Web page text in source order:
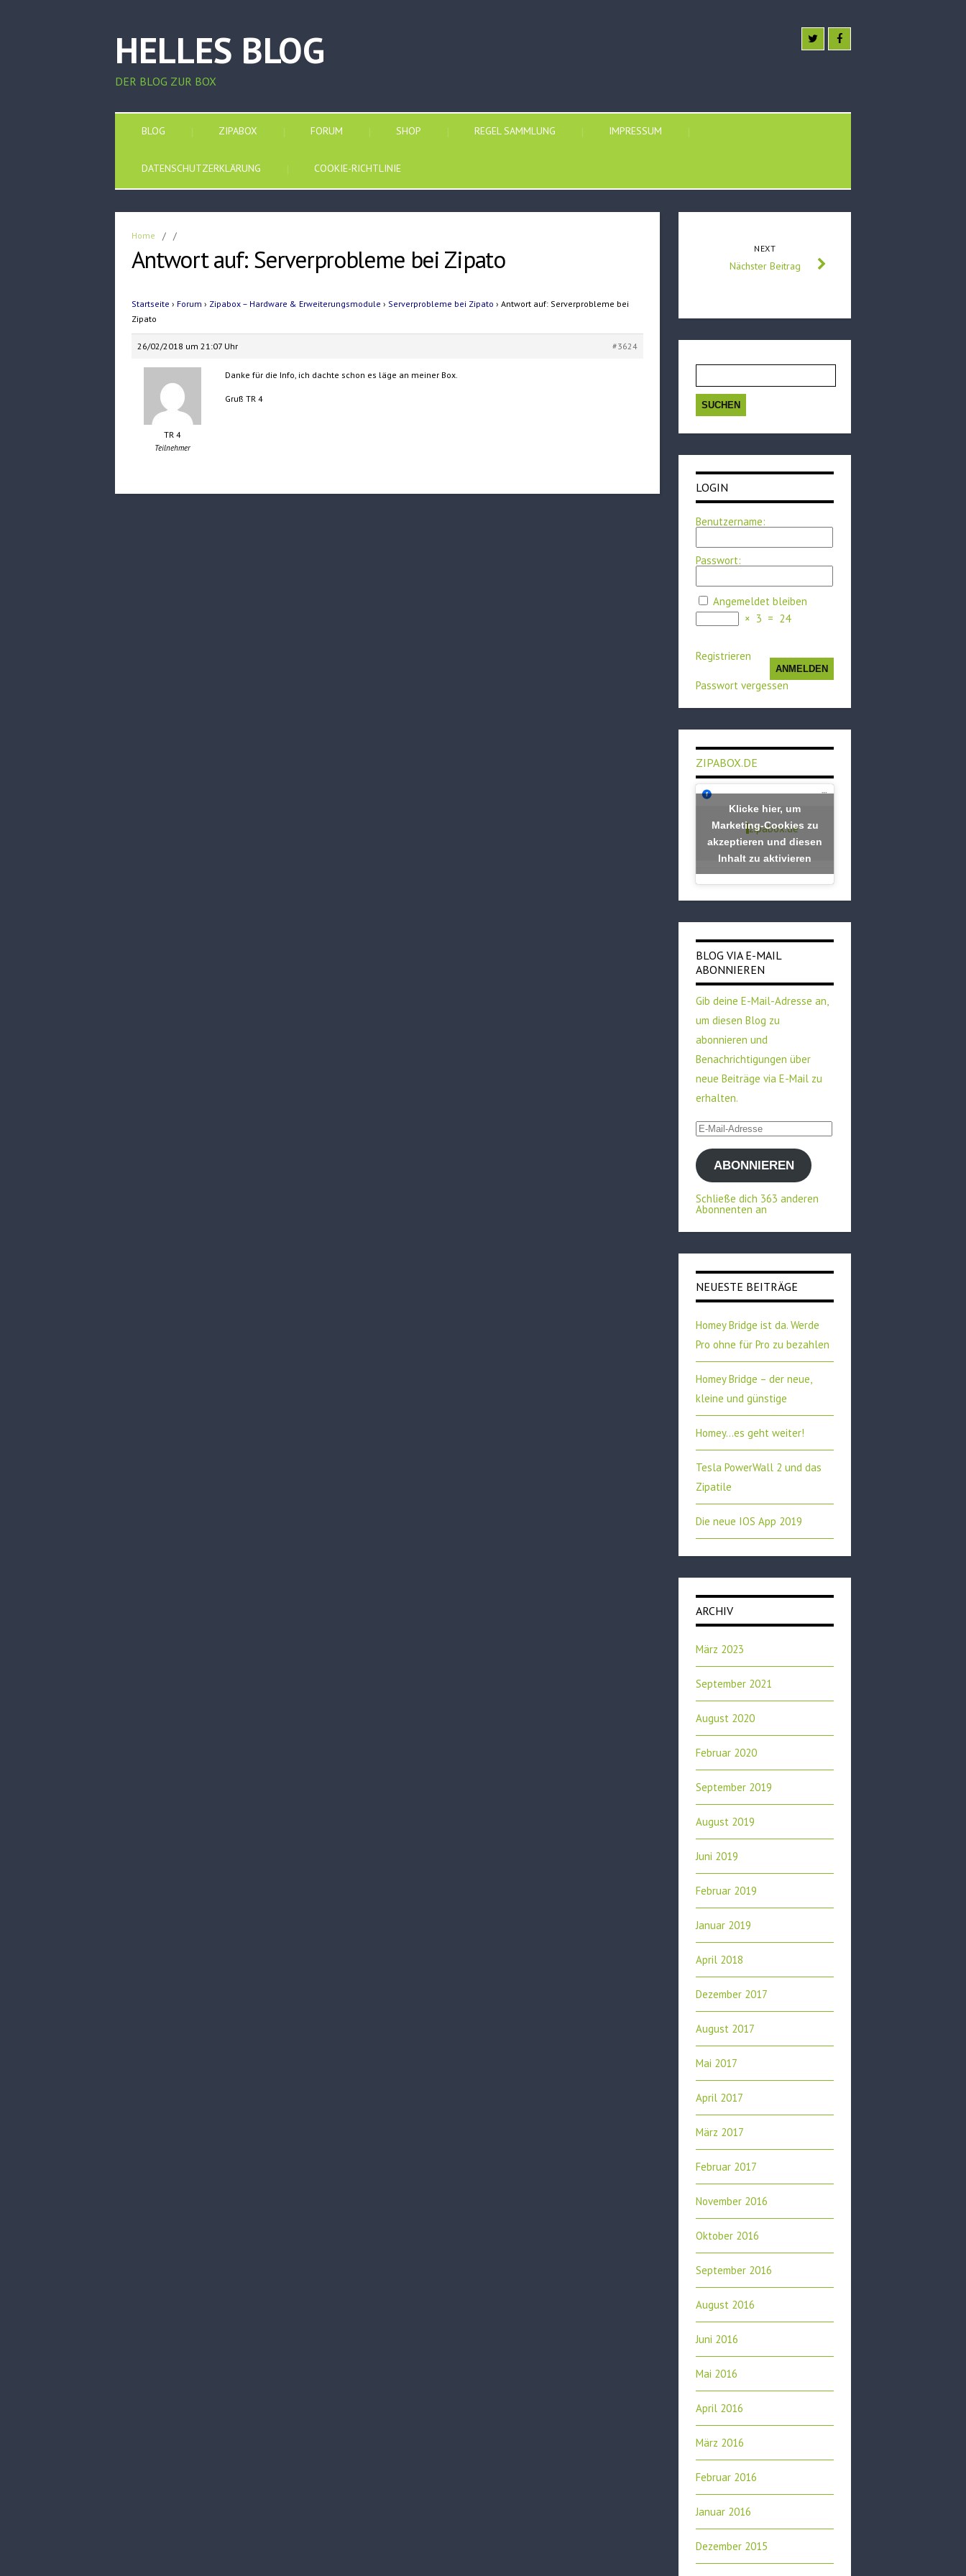
HELLES BLOG
DER BLOG ZUR BOX
BLOG ZIPABOX FORUM SHOP REGEL SAMMLUNG IMPRESSUM
DATENSCHUTZERKLÄRUNG COOKIE-RICHTLINIE
Home / /
Antwort auf: Serverprobleme bei Zipato
Startseite › Forum › Zipabox – Hardware & Erweiterungsmodule › Serverprobleme bei Zipato › Antwort auf: Serverprobleme bei
Zipato
26/02/2018 um 21:07 Uhr #3624
TR 4
Teilnehmer
Danke für die Info, ich dachte schon es läge an meiner Box.
Gruß TR 4
NEXT
Nächster Beitrag
nach:
LOGIN
Benutzername:
Passwort:
Angemeldet bleiben
× 3 = 24
ANMELDEN
Registrieren
Passwort vergessen
ZIPABOX.DE
zipabox.de
Klicke hier, um
Marketing-Cookies zu
akzeptieren und diesen
Inhalt zu aktivieren
BLOG VIA E-MAIL
ABONNIEREN
Gib deine E-Mail-Adresse an,
um diesen Blog zu
abonnieren und
Benachrichtigungen über
neue Beiträge via E-Mail zu
erhalten.
E-
Mail-
AdresseABONNIEREN
Schließe dich 363 anderen
Abonnenten an
NEUESTE BEITRÄGE
Homey Bridge ist da. Werde
Pro ohne für Pro zu bezahlen
Homey Bridge – der neue,
kleine und günstige
Homey…es geht weiter!
Tesla PowerWall 2 und das
Zipatile
Die neue IOS App 2019
ARCHIV
März 2023
September 2021
August 2020
Februar 2020
September 2019
August 2019
Juni 2019
Februar 2019
Januar 2019
April 2018
Dezember 2017
August 2017
Mai 2017
April 2017
März 2017
Februar 2017
November 2016
Oktober 2016
September 2016
August 2016
Juni 2016
Mai 2016
April 2016
März 2016
Februar 2016
Januar 2016
Dezember 2015